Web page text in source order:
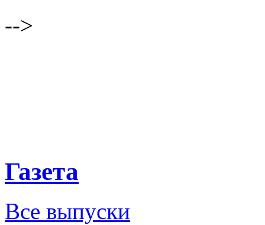
-->
Газета
Все выпуски